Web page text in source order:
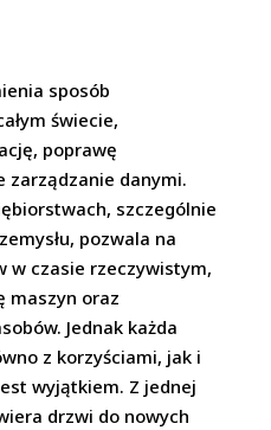
sposób
świecie,
poprawę
zarządzanie danymi.
szczególnie
pozwala na
w czasie rzeczywistym,
maszyn oraz
Jednak każda
z korzyściami, jak i
wyjątkiem. Z jednej
drzwi do nowych